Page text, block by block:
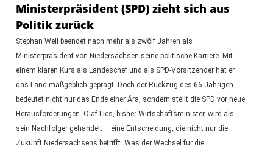
Ministerpräsident (SPD) zieht sich aus
Politik zurück
Stephan Weil beendet nach mehr als zwölf Jahren als
Ministerpräsident von Niedersachsen seine politische Karriere. Mit
einem klaren Kurs als Landeschef und als SPD-Vorsitzender hat er
das Land maßgeblich geprägt. Doch der Rückzug des 66-Jährigen
bedeutet nicht nur das Ende einer Ära, sondern stellt die SPD vor neue
Herausforderungen. Olaf Lies, bisher Wirtschaftsminister, wird als
sein Nachfolger gehandelt – eine Entscheidung, die nicht nur die
Zukunft Niedersachsens betrifft. Was der Wechsel für die